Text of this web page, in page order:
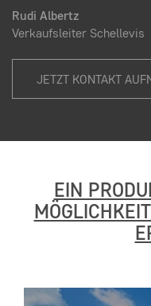
Rudi Albertz
Verkaufsleiter Schellevis
JETZT KONTAKT
EIN